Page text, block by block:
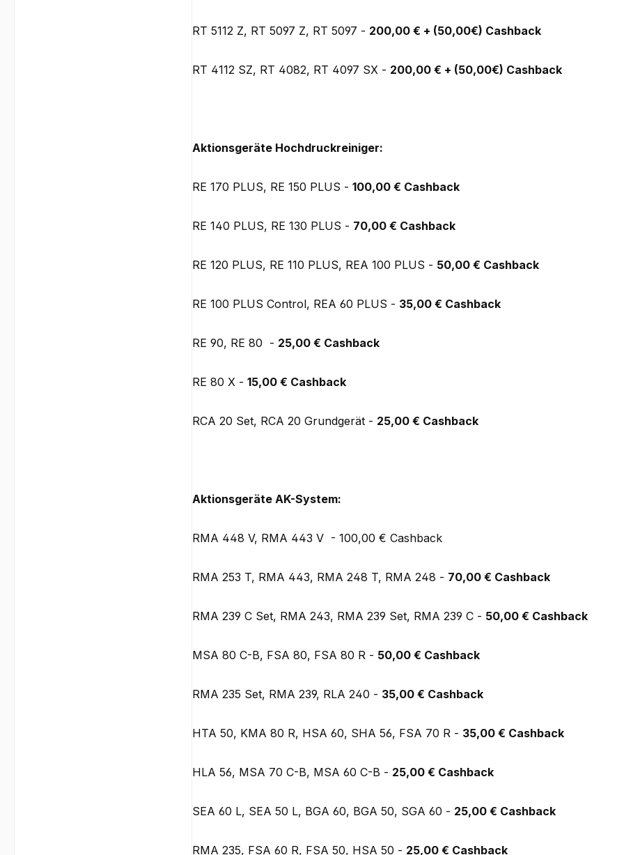
RT 5112 Z, RT 5097 Z, RT 5097 - 200,00 € + (50,00€) Cashback
RT 4112 SZ, RT 4082, RT 4097 SX - 200,00 € + (50,00€) Cashback
Aktionsgeräte Hochdruckreiniger:
RE 170 PLUS, RE 150 PLUS -100,00 € Cashback
RE 140 PLUS, RE 130 PLUS - 70,00 € Cashback
RE 120 PLUS, RE 110 PLUS, REA 100 PLUS - 50,00 € Cashback
RE 100 PLUS Control, REA 60 PLUS - 35,00 € Cashback
RE 90, RE 80 - 25,00 € Cashback
RE 80 X -15,00 € Cashback
RCA 20 Set, RCA 20 Grundgerät - 25,00 € Cashback
Aktionsgeräte AK-System:
RMA 448 V, RMA 443 V - 100,00 € Cashback
RMA 253 T, RMA 443, RMA 248 T, RMA 248 - 70,00 € Cashback
RMA 239 C Set, RMA 243, RMA 239 Set, RMA 239 C - 50,00 € Cashback
MSA 80 C-B, FSA 80, FSA 80 R - 50,00 € Cashback
RMA 235 Set, RMA 239, RLA 240 - 35,00 € Cashback
HTA 50, KMA 80 R, HSA 60, SHA 56, FSA 70 R - 35,00 € Cashback
HLA 56, MSA 70 C-B, MSA 60 C-B - 25,00 € Cashback
SEA 60 L, SEA 50 L, BGA 60, BGA 50, SGA 60 - 25,00 € Cashback
RMA 235, FSA 60 R, FSA 50, HSA 50 - 25,00 € Cashback